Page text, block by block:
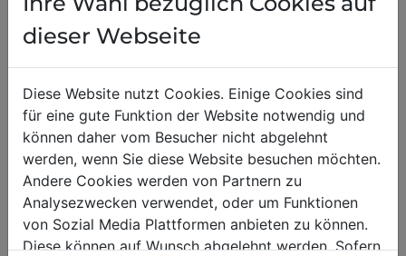
Für diese Sorte gibt es noch wenige Bewertungen –
es werden Bewertungen zu allen Sorten angezeigt.
28.07.2026,Tommy
Perfekt!
Das perfekte 5k Protein. Schoko, Vanille
Geschmacklich Top! Aber auch die
anderen getesteten sind wirklich
wunderbar! Klare Kaufempfehlung!!
dieser Webseite
Diese Website nutzt Cookies. Einige Cookies sind
für eine gute Funktion der Website notwendig und
können daher vom Besucher nicht abgelehnt
werden, wenn Sie diese Website besuchen möchten.
Andere Cookies werden von Partnern zu
Analysezwecken verwendet, oder um Funktionen
von Sozial Media Plattformen anbieten zu können.
Diese können auf Wunsch abgelehnt werden. Sofern